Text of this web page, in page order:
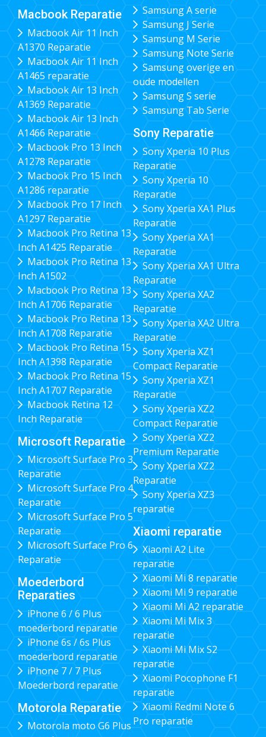
Macbook Reparatie
Macbook Air 11 Inch
A1370 Reparatie
Macbook Air 11 Inch
A1465 reparatie
Macbook Air 13 Inch
A1369 Reparatie
Macbook Air 13 Inch
A1466 Reparatie
Macbook Pro 13 Inch
A1278 Reparatie
Macbook Pro 15 Inch
A1286 reparatie
Macbook Pro 17 Inch
A1297 Reparatie
Macbook Pro Retina 13
Inch A1425 Reparatie
Macbook Pro Retina 13
Inch A1502
Macbook Pro Retina 13
Inch A1706 Reparatie
Macbook Pro Retina 13
Inch A1708 Reparatie
Macbook Pro Retina 15
Inch A1398 Reparatie
Macbook Pro Retina 15
Inch A1707 Reparatie
Macbook Retina 12
Inch Reparatie
Microsoft Reparatie
Microsoft Surface Pro 3
Reparatie
Microsoft Surface Pro 4
Reparatie
Microsoft Surface Pro 5
Reparatie
Microsoft Surface Pro 6
Reparatie
Moederbord
Reparaties
iPhone 6 / 6 Plus
moederbord reparatie
iPhone 6s / 6s Plus
moederbord reparatie
iPhone 7 / 7 Plus
Moederbord reparatie
Motorola Reparatie
Motorola moto G6 Plus
Samsung A serie
Samsung J Serie
Samsung M Serie
Samsung Note Serie
Samsung overige en
oude modellen
Samsung S serie
Samsung Tab Serie
Sony Reparatie
Sony Xperia 10 Plus
Reparatie
Sony Xperia 10
Reparatie
Sony Xperia XA1 Plus
Reparatie
Sony Xperia XA1
Reparatie
Sony Xperia XA1 Ultra
Reparatie
Sony Xperia XA2
Reparatie
Sony Xperia XA2 Ultra
Reparatie
Sony Xperia XZ1
Compact Reparatie
Sony Xperia XZ1
Reparatie
Sony Xperia XZ2
Compact Reparatie
Sony Xperia XZ2
Premium Reparatie
Sony Xperia XZ2
Reparatie
Sony Xperia XZ3
reparatie
Xiaomi reparatie
Xiaomi A2 Lite
reparatie
Xiaomi Mi 8 reparatie
Xiaomi Mi 9 reparatie
Xiaomi Mi A2 reparatie
Xiaomi Mi Mix 3
reparatie
Xiaomi Mi Mix S2
reparatie
Xiaomi Pocophone F1
reparatie
Xiaomi Redmi Note 6
Pro reparatie